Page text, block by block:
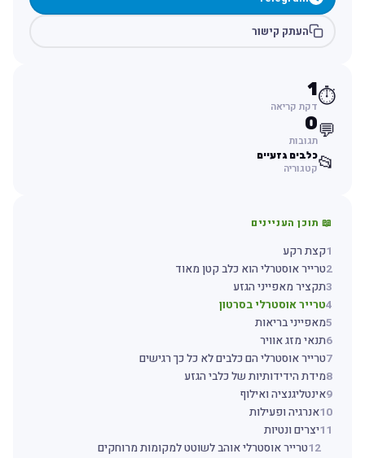
העתק קישור
⏱️
1
דקת קריאה
💬
0
תגובות
📂כלבים גזעיים
קטגוריה
📖 תוכן העניינים
1קצת רקע
2טרייר אוסטרלי הוא כלב קטן מאוד
3תקציר מאפייני הגזע
4טרייר אוסטרלי בסרטון
5מאפייני בריאות
6תנאי מזג אוויר
7טרייר אוסטרלי הם כלבים לא כל כך רגישים
8מידת הידידותיות של כלבי הגזע
9אינטליגנציה ואילוף
10אנרגיה ופעילות
11יצרים ונטיות
12טרייר אוסטרלי אוהב לשוטט למקומות מרוחקים